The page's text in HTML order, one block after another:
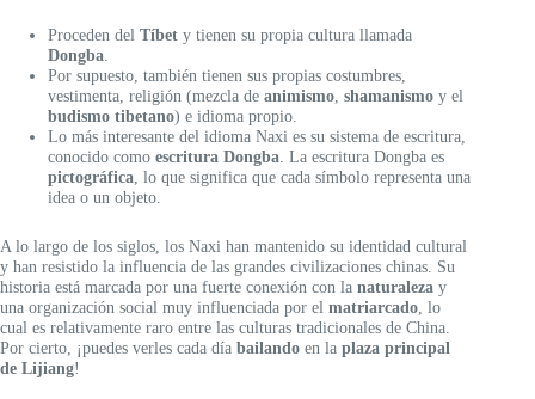
Proceden del Tíbet y tienen su propia cultura llamada
Dongba.
Por supuesto, también tienen sus propias costumbres,
vestimenta, religión (mezcla de animismo, shamanismo y el
budismo tibetano) e idioma propio.
Lo más interesante del idioma Naxi es su sistema de escritura,
conocido como escritura Dongba. La escritura Dongba es
pictográfica, lo que significa que cada símbolo representa una
idea o un objeto.
A lo largo de los siglos, los Naxi han mantenido su identidad cultural
y han resistido la influencia de las grandes civilizaciones chinas. Su
historia está marcada por una fuerte conexión con la naturaleza y
una organización social muy influenciada por el matriarcado, lo
cual es relativamente raro entre las culturas tradicionales de China.
Por cierto, ¡puedes verles cada día bailando en la plaza principal
de Lijiang!